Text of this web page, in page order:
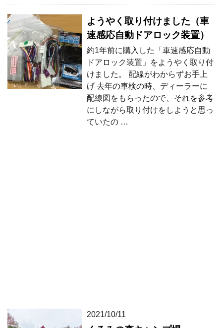
ようやく取り付けました（車
速感応自動ドアロック装置）
約1年前に購入した「車速感応自動
ドアロック装置」をようやく取り付
けました。 配線がわからずお手上
げ 去年の車検の時、ディーラーに
配線図をもらったので、それを参考
にしながら取り付けをしようと思っ
ていたの …
2021/10/11